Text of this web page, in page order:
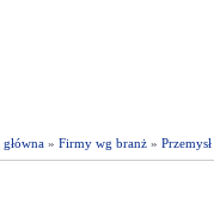
» Firmy wg branż » Przemysł